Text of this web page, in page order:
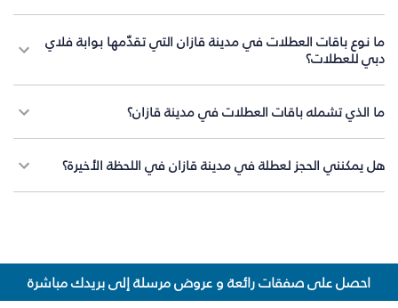
ما نوع باقات العطلات في مدينة قازان التي تقدّمها بوابة فلاي
دبي للعطلات؟
ما الذي تشمله باقات العطلات في مدينة قازان؟
هل يمكنني الحجز لعطلة في مدينة قازان في اللحظة الأخيرة؟
احصل على صفقات رائعة و عروض مرسلة إلى بريدك مباشرة